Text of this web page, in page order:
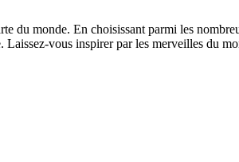
du monde. En choisissant parmi les
vous inspirer par les merveilles du